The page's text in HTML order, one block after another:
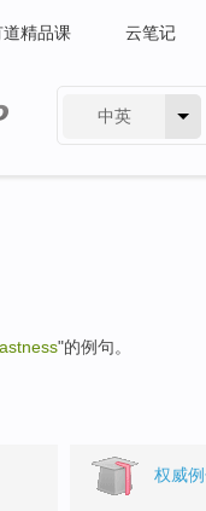
道精品课 云笔记
中英
"的例句。
权威